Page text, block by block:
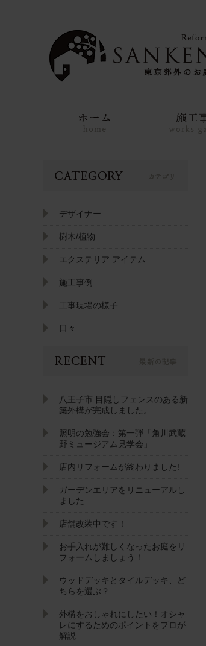
デザイナー
樹木/植物
エクステリア アイテム
施工事例
工事現場の様子
日々
八王子市 目隠しフェンスのある新
築外構が完成しました。
照明の勉強会：第一弾「角川武蔵
野ミュージアム見学会」
店内リフォームが終わりました!
ガーデンエリアをリニューアルし
ました
店舗改装中です！
お手入れが難しくなったお庭をリ
フォームしましょう！
ウッドデッキとタイルデッキ、ど
ちらを選ぶ？
外構をおしゃれにしたい！オシャ
レにするためのポイントをプロが
解説